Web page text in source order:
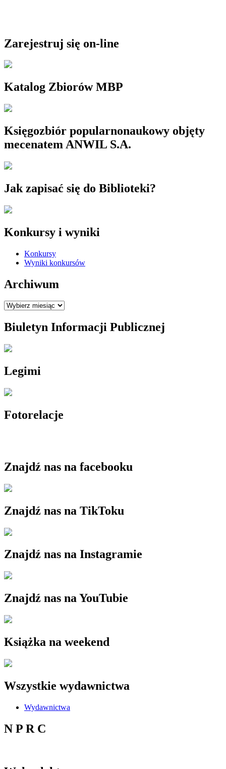
Zarejestruj się on-line
Katalog Zbiorów MBP
Księgozbiór popularnonaukowy objęty
mecenatem ANWIL S.A.
Jak zapisać się do Biblioteki?
Konkursy i wyniki
Konkursy
Wyniki konkursów
Archiwum
Archiwum
Biuletyn Informacji Publicznej
Legimi
Fotorelacje
Znajdź nas na facebooku
Znajdź nas na TikToku
Znajdź nas na Instagramie
Znajdź nas na YouTubie
Książka na weekend
Wszystkie wydawnictwa
Wydawnictwa
N P R C